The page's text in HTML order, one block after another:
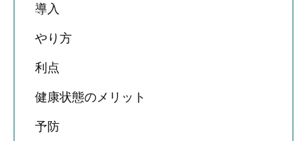
導入
やり方
利点
健康状態のメリット
予防